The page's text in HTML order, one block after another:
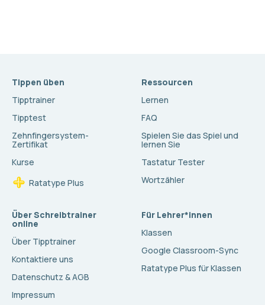
Tippen üben
Tipptrainer
Tipptest
Zehnfingersystem-
Zertifikat
Kurse
Ratatype Plus
Ressourcen
Lernen
FAQ
Spielen Sie das Spiel und
lernen Sie
Tastatur Tester
Wortzähler
Über Schreibtrainer
online
Über Tipptrainer
Kontaktiere uns
Datenschutz & AGB
Impressum
Für Lehrer*innen
Klassen
Google Classroom-Sync
Ratatype Plus für Klassen